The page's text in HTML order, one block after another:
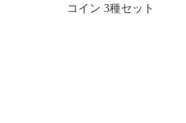
コイン 3種セット